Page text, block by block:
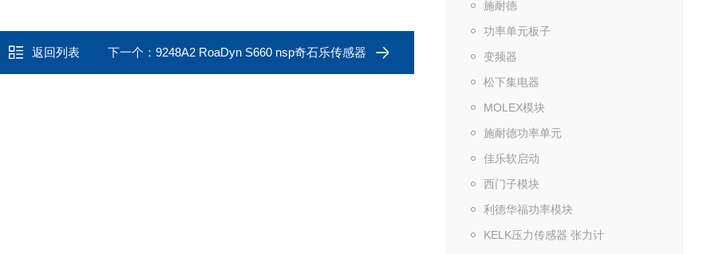
施耐德
功率单元板子
变频器
松下集电器
MOLEX模块
施耐德功率单元
佳乐软启动
西门子模块
利德华福功率模块
KELK压力传感器 张力计
返回列表 下一个： 9248A2 RoaDyn S660 nsp奇石乐传感器